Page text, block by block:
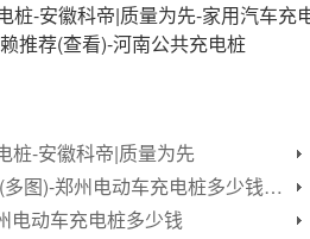
桩-安徽科帝|质量为先-家用汽车充
推荐(查看)-河南公共充电桩
桩-安徽科帝|质量为先
安徽科帝|信赖推荐(多图)-郑州电动车充电桩多少钱一个
电动车充电桩多少钱